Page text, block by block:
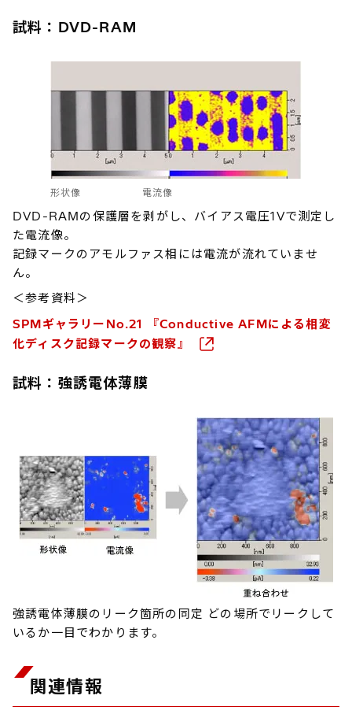
試料：DVD-RAM
形状像 電流像
DVD-RAMの保護層を剥がし、バイアス電圧1Vで測定し
た電流像。
記録マークのアモルファス相には電流が流れていませ
ん。
＜参考資料＞
SPMギャラリーNo.21 『Conductive AFMによる相変
化ディスク記録マークの観察』
試料：強誘電体薄膜
強誘電体薄膜のリーク箇所の同定 どの場所でリークして
いるか一目でわかります。
関連情報